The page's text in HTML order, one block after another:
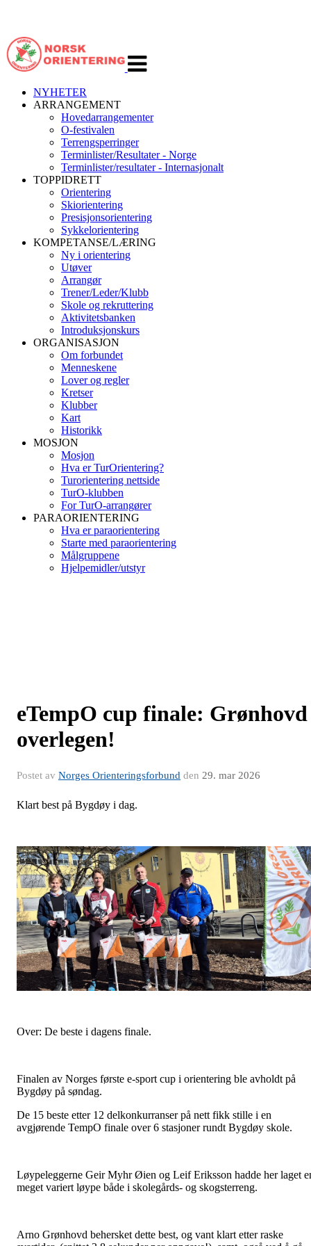
navigasjon
NYHETER
ARRANGEMENT
Hovedarrangementer
O-festivalen
Terrengsperringer
Terminlister/Resultater - Norge
Terminlister/resultater - Internasjonalt
TOPPIDRETT
Orientering
Skiorientering
Presisjonsorientering
Sykkelorientering
KOMPETANSE/LÆRING
Ny i orientering
Utøver
Arrangør
Trener/Leder/Klubb
Skole og rekruttering
Aktivitetsbanken
Introduksjonskurs
ORGANISASJON
Om forbundet
Menneskene
Lover og regler
Kretser
Klubber
Kart
Historikk
MOSJON
Mosjon
Hva er TurOrientering?
Turorientering nettside
TurO-klubben
For TurO-arrangører
PARAORIENTERING
Hva er paraorientering
Starte med paraorientering
Målgruppene
Hjelpemidler/utstyr
eTempO cup finale: Grønhovd
overlegen!
Postet av Norges Orienteringsforbund den 29. mar 2026
Klart best på Bygdøy i dag.
Over: De beste i dagens finale.
Finalen av Norges første e-sport cup i orientering ble avholdt på
Bygdøy på søndag.
De 15 beste etter 12 delkonkurranser på nett fikk stille i en
avgjørende TempO finale over 6 stasjoner rundt Bygdøy skole.
Løypeleggerne Geir Myhr Øien og Leif Eriksson hadde her laget
meget variert løype både i skolegårds- og skogsterreng.
Arno Grønhovd behersket dette best, og vant klart etter raske